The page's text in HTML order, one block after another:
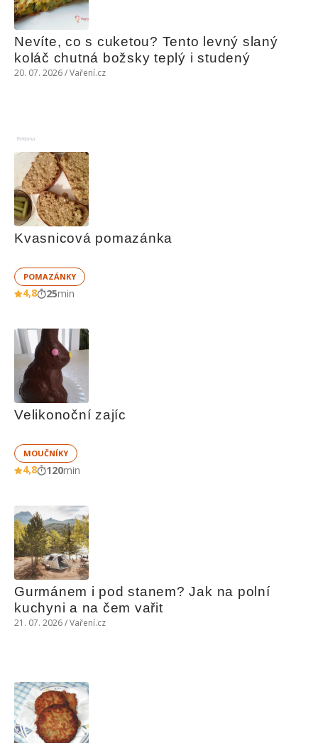
Nevíte, co s cuketou? Tento levný slaný
koláč chutná božsky teplý i studený
20. 07. 2026 / Vaření.cz
Reklama
Kvasnicová pomazánka
POMAZÁNKY
4,8 25min
Velikonoční zajíc
MOUČNÍKY
4,8 120min
Gurmánem i pod stanem? Jak na polní
kuchyni a na čem vařit
21. 07. 2026 / Vaření.cz